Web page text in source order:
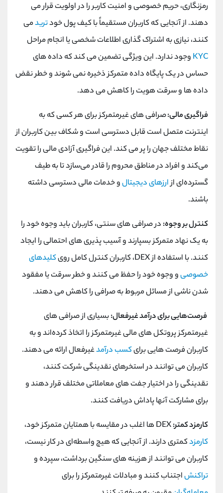
رمزنگاری، حریم خصوصی و امنیت کاربر را در اولویت قرار می
دهند. از آنجایی که کاربران مستقیماً با کیف پول خودتریدمی
کنند، نیازی به اشتراک گذاری اطلاعات شخصی یا انجام مراحل
KYC وجود ندارد. این ویژگی تضمین می کند که داده های
حساس در یک پایگاه داده متمرکز ذخیره نمی شوند و خطر نقض
داده ها و سرقت هویت را کاهش می دهد.
فراگیری مالی:صرافی های غیرمتمرکز برای هر کسی که به
اینترنت متصل است قابل دسترسی است و شکاف بین کاربران از
نقاط مختلف جهان را پر می کند. این فراگیری آزادی مالی را تقویت
می‌کند و افراد در مناطق محروم را قادر می‌سازد تا به طیف
گسترده‌ای ازارزهای دیجیتالو خدمات مالی دسترسی داشته
باشند.
کنترل بر وجوه: در صرافی های سنتی، کاربران باید وجوه خود را
به یک نهاد متمرکز بسپارند و آسیب پذیری های احتمالی را ایجاد
کنند. با استفاده ازDEX، کاربران کنترل کامل رویکلیدهای
خصوصیو وجوه خود را حفظ می کنند و خطر سرقت یا مفقود
شدن ناشی از مسائل مربوط به صرافی را کاهش می دهند.
فرصت‌هایی برای درآمد غیرفعال:بسیاری از صرافی‌ های
غیرمتمرکز پروتکل ‌های مالی غیرمتمرکز را اتخاذ کرده‌اند و به
کاربران فرصت‌ هایی برایکسب درآمدغیرفعال ارائه می‌ دهند.
کاربران می توانند در استخرهای نقدینگی شرکت کنند،
نقدینگی را در اختیار جفت های معاملاتی مختلف قرار دهند و
برای مشارکت آنها پاداش دریافت کنند.
کارمزد کمتر:DEXها اغلب در مقایسه با همتایان متمرکز خود،
کارمزدکمتری دارند. از آنجایی که هیچ واسطه‌ای در کار نیست،
کاربران می‌ توانند از هزینه ‌های سنگین برداشت، سپرده و
تراکنشاجتناب کنند و مبادلات غیرمتمرکز را برای